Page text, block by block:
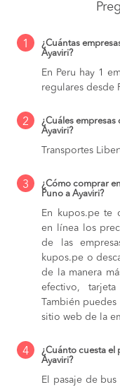
1
¿Cuántas
Ayaviri?
En Peru hay 1
regulares desde
2
¿Cuáles
Ayaviri?
Transportes
3
¿Cómo comprar
Puno a Ayaviri?
En kupos.pe te
en línea los
de las
kupos.pe o
de la manera
efectivo,
También
sitio web de la
4
¿Cuánto cuesta el
Ayaviri?
El pasaje de